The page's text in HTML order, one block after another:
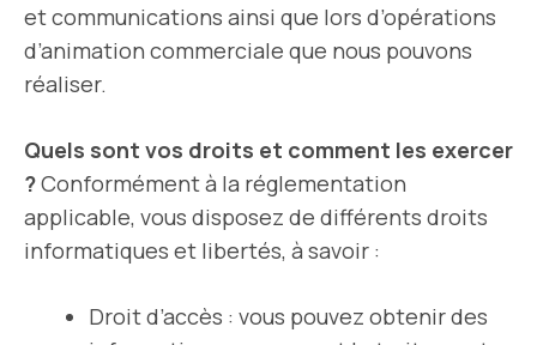
et communications ainsi que lors d’opérations
d’animation commerciale que nous pouvons
réaliser.
Quels sont vos droits et comment les exercer
?Conformément à la réglementation
applicable, vous disposez de différents droits
informatiques et libertés, à savoir :
Droit d’accès : vous pouvez obtenir des